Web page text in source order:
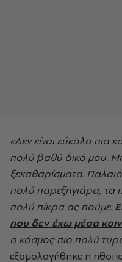
«Δεν είναι εύκολο πια
πολύ βαθύ δικό μου.
ξεκαθαρίσματα.
πολύ παρεξηγιάρα,
πολύ πίκρα ας πούμε.
που δεν έχω μέσα
ο κόσμος πιο πολύ
εξομολογήθηκε η